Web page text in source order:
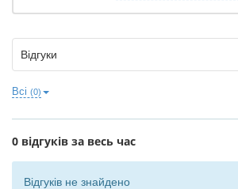
Відгуки
Всі (0)
0 відгуків за весь час
Відгуків не знайдено